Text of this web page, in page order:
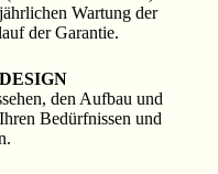
Wartung der
der Garantie.
den Aufbau und
Bedürfnissen und